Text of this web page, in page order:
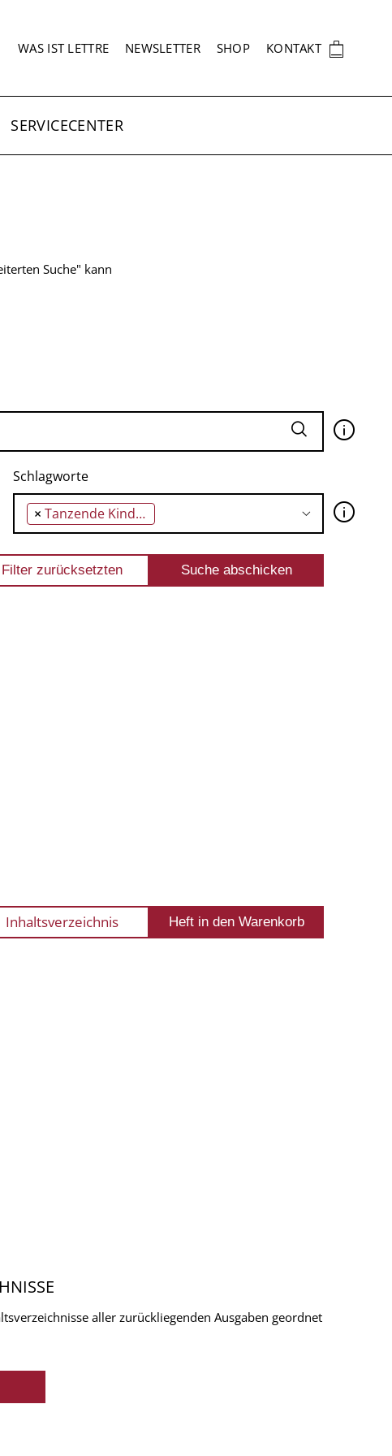
SEKUNDÄRNAVIGATION
WAS IST LETTRE NEWSLETTER SHOP KONTAKT 🛍
SERVICECENTER
Suche" kann
🛈
Schlagworte
× Tanzende Kinder 🛈
Inhaltsverzeichnis
aller zurückliegenden Ausgaben geordnet